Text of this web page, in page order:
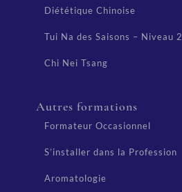
Diététique Chinoise
Tui Na des Saisons – Niveau 2
Chi Nei Tsang
Autres formations
Formateur Occasionnel
S’installer dans la Profession
Aromatologie